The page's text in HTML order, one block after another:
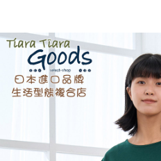
結帳頁面，進行簡訊認證並確認金額
２．訂單成立數日內，您將收到繳費通
３．收到繳費通知簡訊後14天內，點
ATM／網路銀行／等多元方式進行付款
※ 請注意：結帳手續完成當下不需立刻
購買商品的店家。未經商家同意取消之
※ 交易是否成功請以「AFTEE先享後
是否繳費成功／繳費後需取消欲退款
客戶支援中心」https://
付款後全家取貨
每筆NT$60，滿NT$1,800(含以上)
7-11取貨付款
每筆NT$60，滿NT$2,000(含以上)
每筆NT$60，滿NT$2,000(含以上)